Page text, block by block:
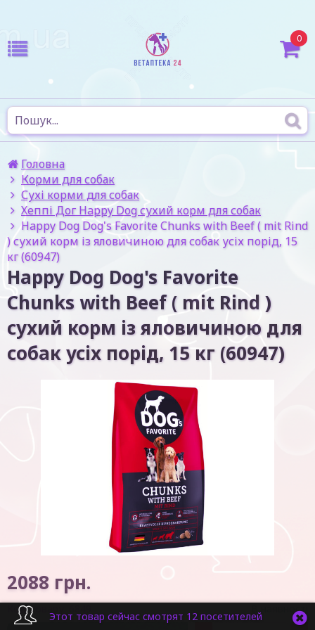
0
Головна
Корми для собак
Сухі корми для собак
Хеппі Дог Happy Dog сухий корм для собак
Happy Dog Dog's Favorite Chunks with Beef ( mit Rind
) сухий корм із яловичиною для собак усіх порід, 15
кг (60947)
Happy Dog Dog's Favorite
Chunks with Beef ( mit Rind )
сухий корм із яловичиною для
собак усіх порід, 15 кг (60947)
2088 грн.
Код товару: В наявності
Этот товар сейчас смотрят 12 посетителей